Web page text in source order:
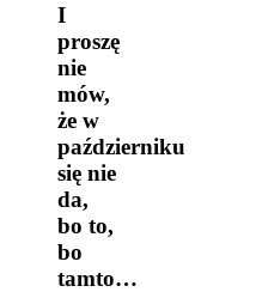
I
proszę
nie
mów,
że w
październiku
się nie
da,
bo to,
bo
tamto…